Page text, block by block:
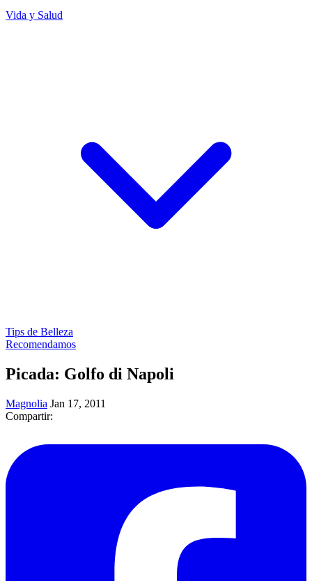
Vida y Salud
Tips de Belleza
Recomendamos
Picada: Golfo di Napoli
Magnolia Jan 17, 2011
Compartir: